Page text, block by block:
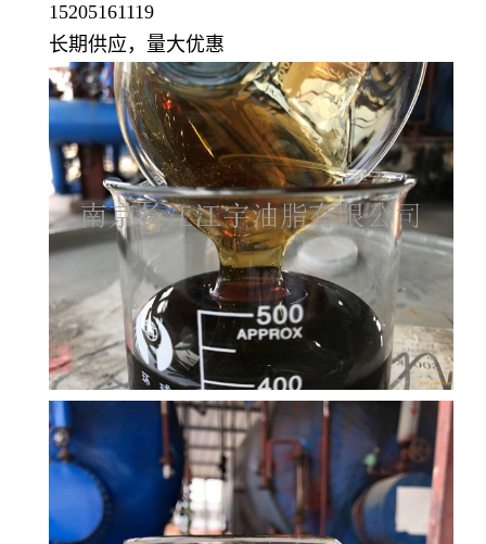
15205161119
长期供应，量大优惠